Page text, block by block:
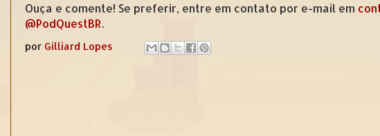
Ouça e comente! Se preferir, entre em contato por e-mail em
@PodQuestBR.
por Gilliard Lopes